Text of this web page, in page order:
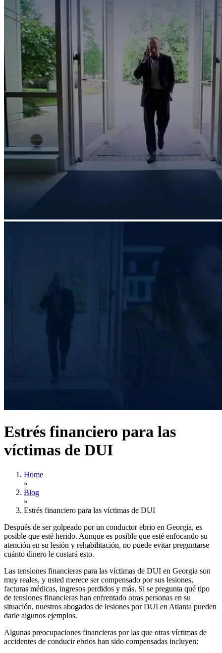
Estrés financiero para las
víctimas de DUI
Home
»
Blog
»
Estrés financiero para las víctimas de DUI
Después de ser golpeado por un conductor ebrio en Georgia, es
posible que esté herido. Aunque es posible que esté enfocando su
atención en su lesión y rehabilitación, no puede evitar preguntarse
cuánto dinero le costará esto.
Las tensiones financieras para las víctimas de DUI en Georgia son
muy reales, y usted merece ser compensado por sus lesiones,
facturas médicas, ingresos perdidos y más. Si se pregunta qué tipo
de tensiones financieras han enfrentado otras personas en su
situación, nuestros abogados de lesiones por DUI en Atlanta pueden
darle algunos ejemplos.
Algunas preocupaciones financieras por las que otras víctimas de
accidentes de conducir ebrios han sido compensadas incluyen: